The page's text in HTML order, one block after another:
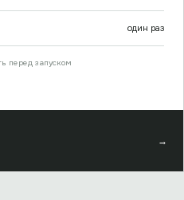
один раз
перед запуском
→